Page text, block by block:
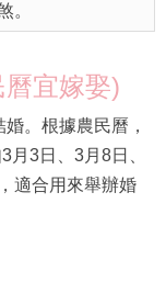
。
宜嫁娶)
。根據農民曆，
3日、3月8日、
適合用來舉辦婚